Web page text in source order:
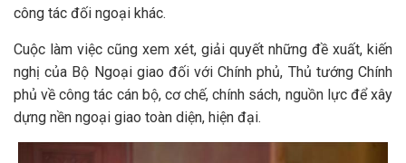
công tác đối ngoại khác.
Cuộc làm việc cũng xem xét, giải quyết những đề xuất, kiến
nghị của Bộ Ngoại giao đối với Chính phủ, Thủ tướng Chính
phủ về công tác cán bộ, cơ chế, chính sách, nguồn lực để xây
dựng nền ngoại giao toàn diện, hiện đại.